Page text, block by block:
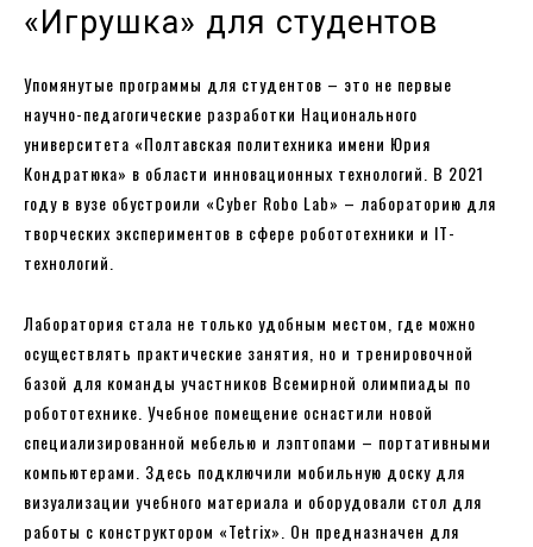
«Игрушка» для студентов
Упомянутые программы для студентов – это не первые
научно-педагогические разработки Национального
университета «Полтавская политехника имени Юрия
Кондратюка» в области инновационных технологий. В 2021
году в вузе обустроили «Cyber Robo Lab» – лабораторию для
творческих экспериментов в сфере робототехники и IT-
технологий.
Лаборатория стала не только удобным местом, где можно
осуществлять практические занятия, но и тренировочной
базой для команды участников Всемирной олимпиады по
робототехнике. Учебное помещение оснастили новой
специализированной мебелью и лэптопами – портативными
компьютерами. Здесь подключили мобильную доску для
визуализации учебного материала и оборудовали стол для
работы с конструктором «Tetrix». Он предназначен для